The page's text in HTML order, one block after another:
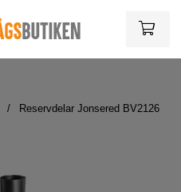
Reservdelar Jonsered BV2126